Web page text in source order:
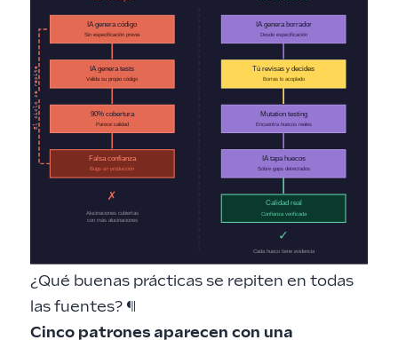
¿Qué buenas prácticas se repiten en todas
las fuentes? ¶
Cinco patrones aparecen con una